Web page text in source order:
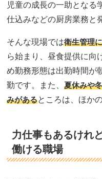
児童の成長の一助となる
仕込みなどの厨房業務と
そんな現場では衛生管理
ら始まり、昼食提供に向
め勤務形態は出勤時間が
勤です。また、夏休みや
みがあるところは、ほか
力仕事もあるけれ
働ける職場